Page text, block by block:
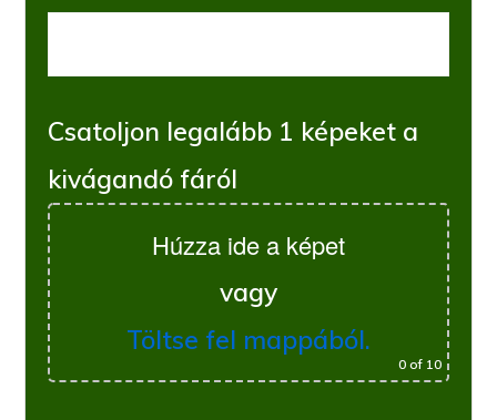
Csatoljon legalább 1 képeket a
kivágandó fáról
Húzza ide a képet
vagy
Töltse fel mappából.
0of 10